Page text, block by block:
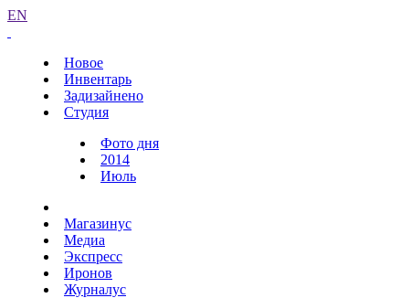
EN
Новое
Инвентарь
Задизайнено
Студия
Фото дня
2014
Июль
Магазинус
Медиа
Экспресс
Иронов
Журналус